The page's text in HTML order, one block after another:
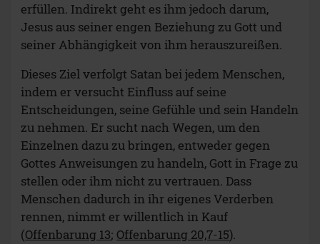
erfüllen. Indirekt geht es ihm jedoch darum,
Jesus aus seiner engen Beziehung zu Gott und
seiner Abhängigkeit von ihm herauszureißen.
Dieses Ziel verfolgt Satan bei jedem Menschen,
indem er versucht Einfluss auf seine
Entscheidungen, seine Gefühle und sein Handeln
zu nehmen. Er sucht nach Wegen, um den
Einzelnen dazu zu bringen, entweder gegen
Gottes Anweisungen zu handeln, Gott in Frage zu
stellen oder ihm nicht zu vertrauen. Dass
Menschen dadurch in ihr eigenes Verderben
rennen, nimmt er willentlich in Kauf
(Offenbarung 13; Offenbarung 20,7-15).